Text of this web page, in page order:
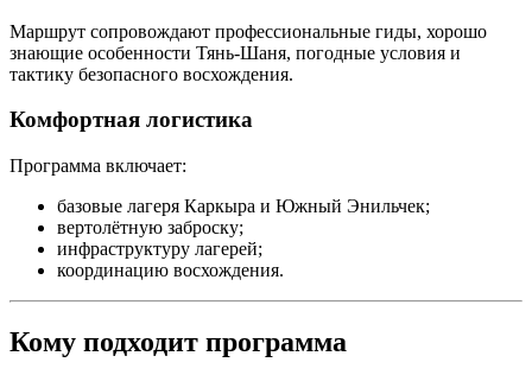
Маршрут сопровождают профессиональные гиды, хорошо
знающие особенности Тянь-Шаня, погодные условия и
тактику безопасного восхождения.
Комфортная логистика
Программа включает:
базовые лагеря Каркыра и Южный Энильчек;
вертолётную заброску;
инфраструктуру лагерей;
координацию восхождения.
Кому подходит программа